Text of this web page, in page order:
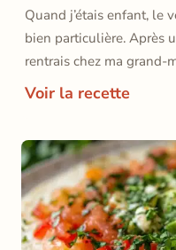
Quand j’étais enfant, le
bien particulière. Après
rentrais chez ma grand-
Voir la recette